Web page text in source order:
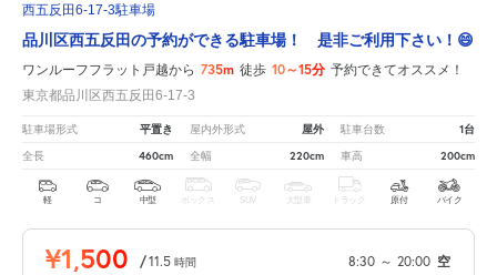
西五反田6-17-3駐車場
品川区西五反田の予約ができる駐車場！ 是非ご利用下さい！😄
ワンルーフフラット戸越から 735m 徒歩 10～15分 予約できてオススメ！
東京都品川区西五反田6-17-3
駐車場形式 平置き 屋内外形式 屋外 駐車台数 1台
全長 460cm 全幅 220cm 車高 200cm
軽 コ 中型 ボックス SUV 大型車 トラック 原付 バイク
¥1,500 /11.5 時間 8:30 ～ 20:00 空